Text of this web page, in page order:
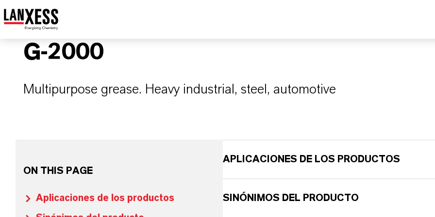
G-2000
Multipurpose grease. Heavy industrial, steel, automotive
ON THIS PAGE
Aplicaciones de los productos
APLICACIONES DE LOS PRODUCTOS
SINÓNIMOS DEL PRODUCTO